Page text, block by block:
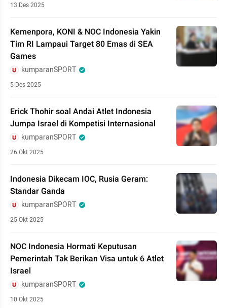
13 Des 2025
Kemenpora, KONI & NOC Indonesia Yakin
Tim RI Lampaui Target 80 Emas di SEA
Games
kumparanSPORT
5 Des 2025
Erick Thohir soal Andai Atlet Indonesia
Jumpa Israel di Kompetisi Internasional
kumparanSPORT
26 Okt 2025
Indonesia Dikecam IOC, Rusia Geram:
Standar Ganda
kumparanSPORT
25 Okt 2025
NOC Indonesia Hormati Keputusan
Pemerintah Tak Berikan Visa untuk 6 Atlet
Israel
kumparanSPORT
10 Okt 2025